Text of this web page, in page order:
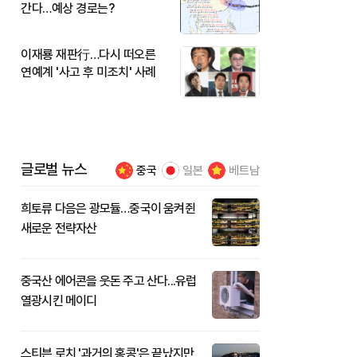
간다…예상 경로는?
이재룡 재판行…다시 떠오른
연예계 '사고 후 미조치' 사례
글로벌 뉴스 중국 일본 베트남
희토류 다음은 광모듈…중국이 움켜쥔
새로운 전략자산
중국산 에어콘을 웃돈 주고 산다...유럽
열광시킨 메이디
스티븐 로치 '과거의 홍콩'은 끝났지만